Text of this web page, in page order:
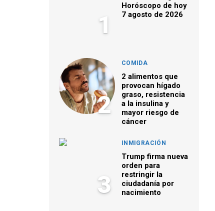
1
Horóscopo de hoy
7 agosto de 2026
2
COMIDA
2 alimentos que
provocan hígado
graso, resistencia
a la insulina y
mayor riesgo de
cáncer
3
INMIGRACIÓN
Trump firma nueva
orden para
restringir la
ciudadanía por
nacimiento